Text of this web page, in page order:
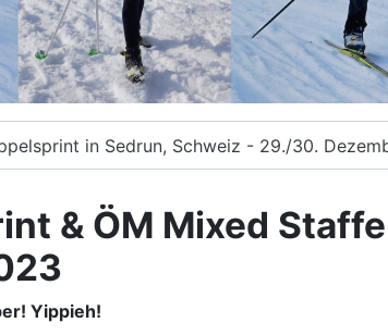
in Sedrun, Schweiz - 29./30.
& ÖM Mixed
Yippieh!